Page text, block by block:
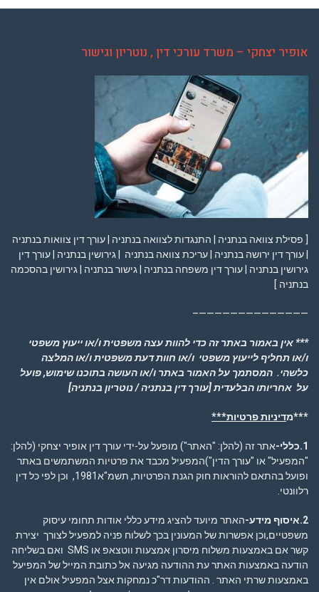
אופיר יצחקי – משרד עורכי דין , נוטריון וגישור
[ פסילת צוואה בנתניה | התנגדות לצוואה בנתניה | עורך דין צוואות בנתניה
| עורך דין ירושה בנתניה | עריכת צוואה בנתניה | גירושין בנתניה | עורך דין
גירושין בנתניה | עורך דין משפחה בנתניה | גישור בנתניה | גירושין בהסכמה
בנתניה ]
——————————————–
*** אין באמור באתר זה כדי להוות עצה משפטית ו/או ייעוץ משפטי
ו/או תחליף לייעוץ משפטי ו/או חוות דעת משפטית ו/או המלצה
כלשהי. המסתמך על האמור באתר ו/או העושה בתוכנו שימוש, פועל
על אחריותו הבלעדית[עורך דין בנתניה / נוטריון בנתניה]
***מדיניות פרטיות***
1.כללי-
אתר זה (להלן: "האתר") מופעל על-ידי עורך דין אופיר יצחקי (להלן:
"המפעיל" או "עורך הדין")המפעיל מכבד את פרטיות המשתמשים באתר
ופועל בהתאם להוראות חוק הגנת הפרטיות, תשמ"א1981, וכן לפי כל דין
רלוונטי.
2.איסוף מידע-
האתר מיועד להציג מידע כללי אודות תחומי עיסוק
משפטיים,וכן אפשרות של המעונין בכך לשלוח פניה למפעיל לצורך יצירת
קשר אם באמצעות משלוח מיסרון אמצעות ווטצאפ או SMS ואם בשליחה
הודעה באמצעות האתר עת ההודעה מגיעה אל כתובת המייל של המפיעל
באמצעות שרתי האתר . ההודעות דר"כ נמחקות אצל המפעיל אולם אין